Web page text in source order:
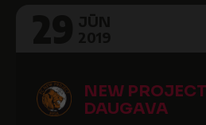
NEW
DAUGAVA